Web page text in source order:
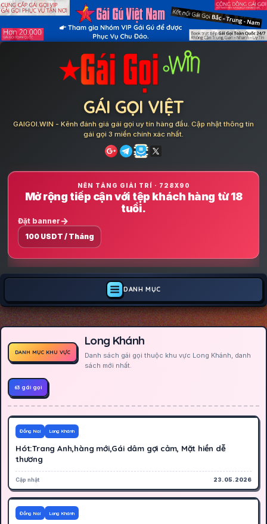
Skip
GÁI GỌI VIỆT
GAIGOI.WIN - Kênh đánh giá gái gọi uy tín hàng đầu. Cập nhật thông tin
gái gọi 3 miền chính xác nhất.
NỀN TẢNG GIẢI TRÍ · 728X90
Mở rộng tiếp cận với tệp khách hàng từ 18
tuổi.
Đặt banner
100 USDT / Tháng
DANH MỤC
DANH MỤC KHU VỰC
Long Khánh
Danh sách gái gọi thuộc khu vực Long Khánh, danh
sách mới nhất.
63 gái gọi
500K
Đồng Nai Long Khánh
Hót:Trang Anh,hàng mới,Gái dâm gợi cảm, Mặt hiền dễ
thương
Cập nhật 23.05.2026
500K
Đồng Nai Long Khánh